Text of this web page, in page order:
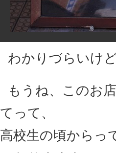
わかりづらいけ
もうね、このお
てって、
高校生の頃からっ